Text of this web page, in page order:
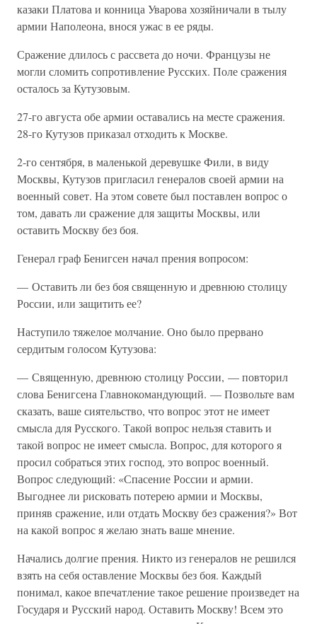
казаки Платова и конница Уварова хозяйничали в тылу
армии Наполеона, внося ужас в ее ряды.
Сражение длилось с рассвета до ночи. Французы не
могли сломить сопротивление Русских. Поле сражения
осталось за Кутузовым.
27-го августа обе армии оставались на месте сражения.
28-го Кутузов приказал отходить к Москве.
2-го сентября, в маленькой деревушке Фили, в виду
Москвы, Кутузов пригласил генералов своей армии на
военный совет. На этом совете был поставлен вопрос о
том, давать ли сражение для защиты Москвы, или
оставить Москву без боя.
Генерал граф Бенигсен начал прения вопросом:
— Оставить ли без боя священную и древнюю столицу
России, или защитить ее?
Наступило тяжелое молчание. Оно было прервано
сердитым голосом Кутузова:
— Священную, древнюю столицу России, — повторил
слова Бенигсена Главнокомандующий. — Позвольте вам
сказать, ваше сиятельство, что вопрос этот не имеет
смысла для Русского. Такой вопрос нельзя ставить и
такой вопрос не имеет смысла. Вопрос, для которого я
просил собраться этих господ, это вопрос военный.
Вопрос следующий: «Спасение России и армии.
Выгоднее ли рисковать потерею армии и Москвы,
приняв сражение, или отдать Москву без сражения?» Вот
на какой вопрос я желаю знать ваше мнение.
Начались долгие прения. Никто из генералов не решился
взять на себя оставление Москвы без боя. Каждый
понимал, какое впечатление такое решение произведет на
Государя и Русский народ. Оставить Москву! Всем это